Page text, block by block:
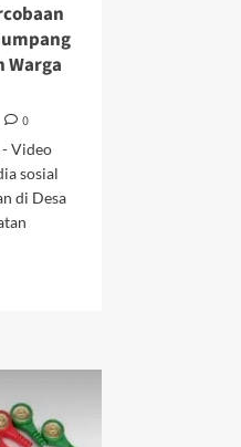
Warga
0
Video
sosial
di Desa